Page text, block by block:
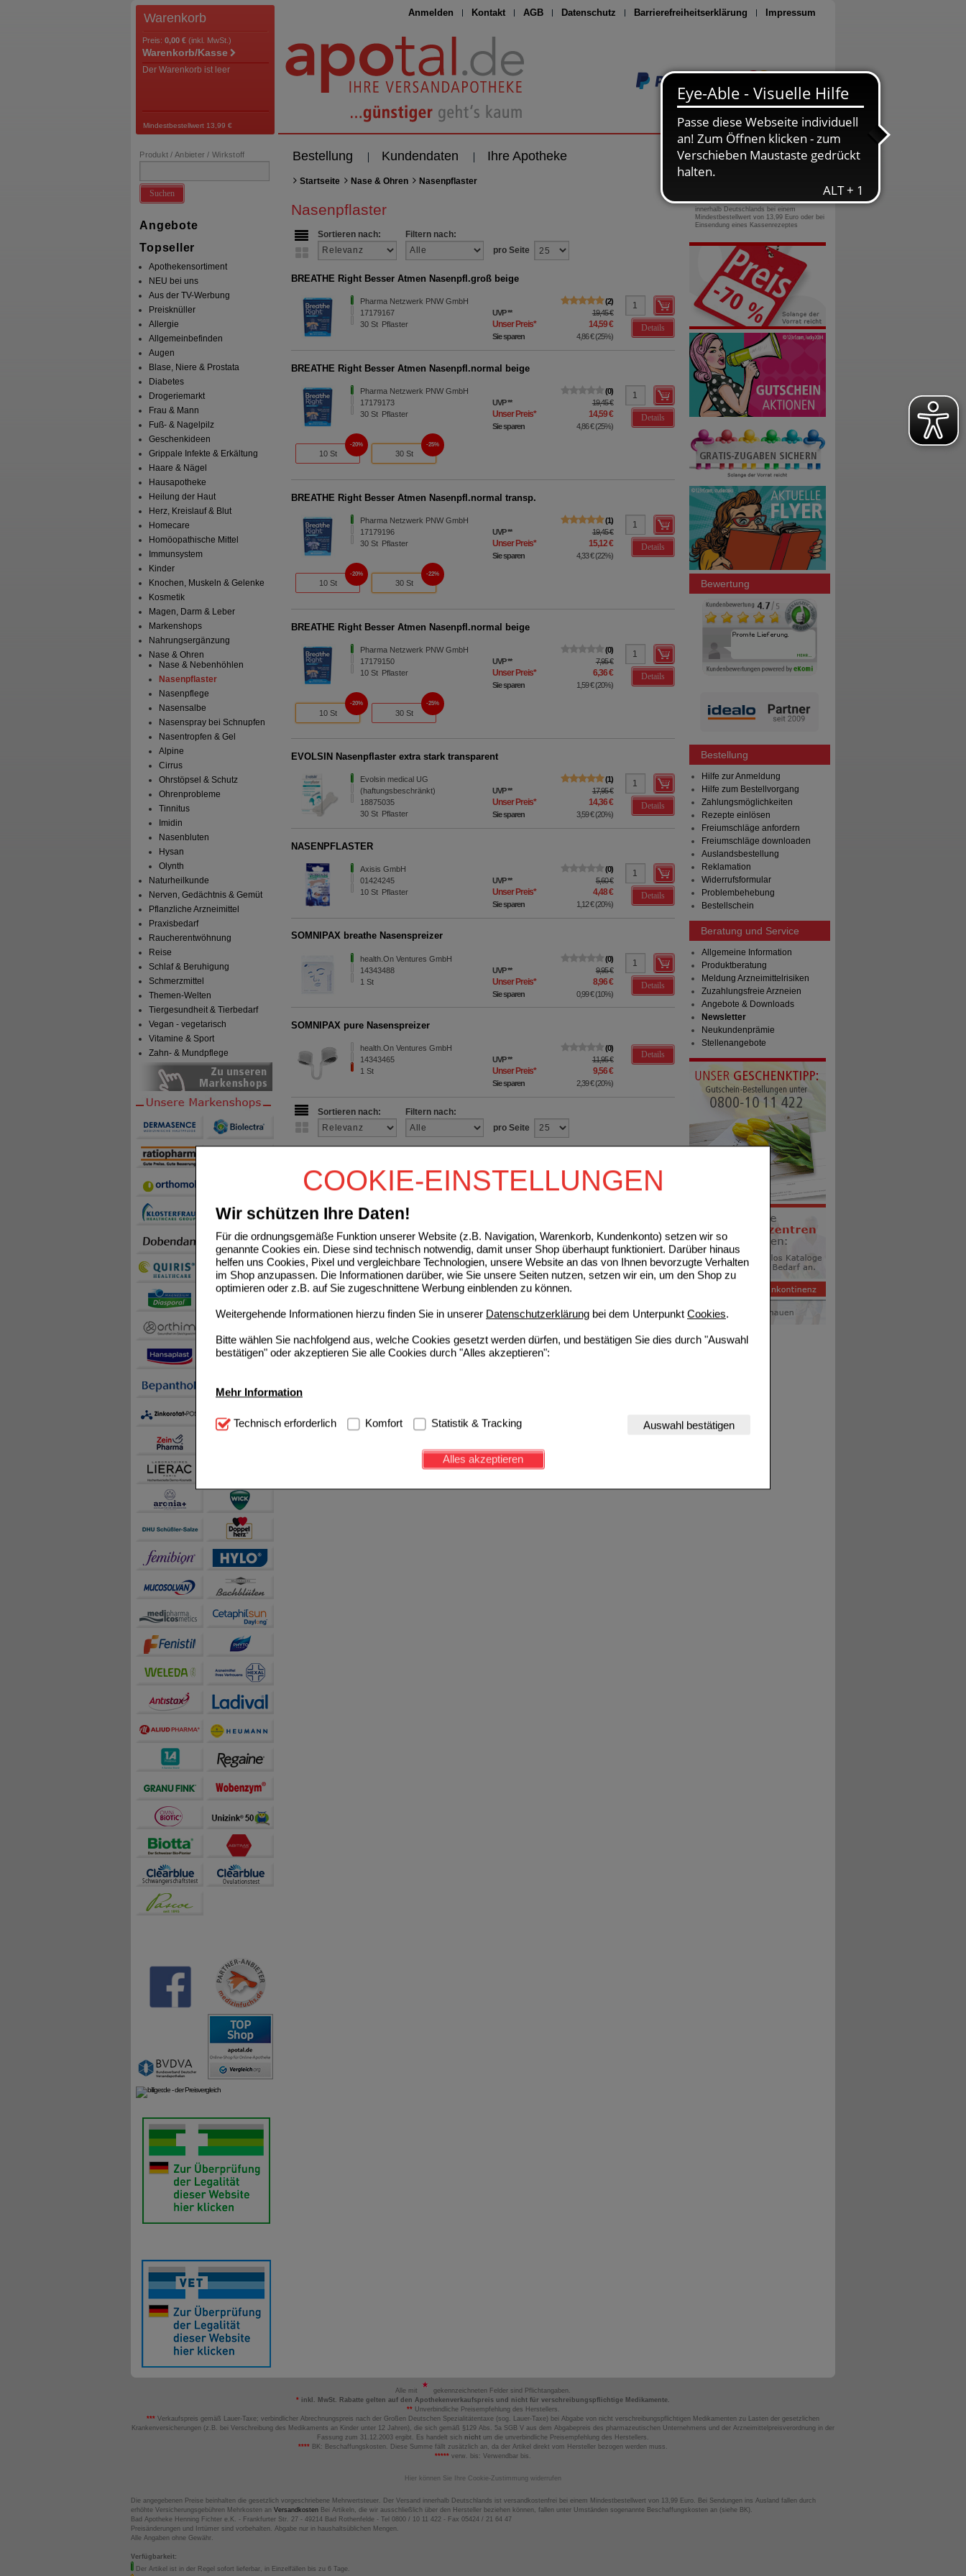
COOKIE-EINSTELLUNGEN
Wir schützen Ihre Daten!
Für die ordnungsgemäße Funktion unserer Website (z.B. Navigation, Warenkorb, Kundenkonto) setzen wir so
genannte Cookies ein. Diese sind technisch notwendig, damit unser Shop überhaupt funktioniert. Darüber hinaus
helfen uns Cookies, Pixel und vergleichbare Technologien, unsere Website an das von Ihnen bevorzugte Verhalten
im Shop anzupassen. Die Informationen darüber, wie Sie unsere Seiten nutzen, setzen wir ein, um den Shop zu
optimieren oder z.B. auf Sie zugeschnittene Werbung einblenden zu können.
Weitergehende Informationen hierzu finden Sie in unserer Datenschutzerklärung bei dem Unterpunkt Cookies.
Bitte wählen Sie nachfolgend aus, welche Cookies gesetzt werden dürfen, und bestätigen Sie dies durch "Auswahl
bestätigen" oder akzeptieren Sie alle Cookies durch "Alles akzeptieren":
Mehr Information
Technisch Notwendig: Hierbei handelt es sich um Cookies, die für die Grundfunktionen unserer Website
notwendig sind (z.B. Navigation, Warenkorb, Kundenkonto), weshalb auf diese nicht verzichtet werden kann.
Diese Cookies werden genutzt um das Einkaufserlebnis noch ansprechender zu gestalten,
beispielsweise für die Wiedererkennung des Besuchers oder unsere Seite an bevorzugte Verhaltensweisen (z.B.
Inhalte anzuzeigen und unser Partnerprogramm zu betreiben.
Statistik & Tracking:
sammeln, mit deren Hilfe wir unsere Website weiter für Sie optimieren können, den Inhalt auf unserer Website aber
auch die Werbung auf Drittseiten möglichst relevant für Sie zu gestalten. Bitte beachten Sie, dass Daten hierfür
teilweise an Dritte wie z.B. Google oder soziale Medien übertragen werden.
Technisch erforderlich Komfort Statistik & Tracking Auswahl bestätigen
Alles akzeptieren
Anmelden Kontakt AGB Datenschutz Barrierefreiheitserklärung Impressum
Seite drucken
Warenkorb
Preis: 0,00 € (inkl. MwSt.)
Warenkorb/Kasse
Der Warenkorb ist leer
Mindestbestellwert 13,99 €
Bestellung Kundendaten Ihre Apotheke
Produkt / Anbieter / Wirkstoff
Suchen
Angebote
Topseller
Apothekensortiment
NEU bei uns
Aus der TV-Werbung
Preisknüller
Allergie
Allgemeinbefinden
Augen
Blase, Niere & Prostata
Diabetes
Drogeriemarkt
Frau & Mann
Fuß- & Nagelpilz
Geschenkideen
Grippale Infekte & Erkältung
Haare & Nägel
Hausapotheke
Heilung der Haut
Herz, Kreislauf & Blut
Homecare
Homöopathische Mittel
Immunsystem
Kinder
Knochen, Muskeln & Gelenke
Kosmetik
Magen, Darm & Leber
Markenshops
Nahrungsergänzung
Nase & Ohren
Nase & Nebenhöhlen
Nasenpflaster
Nasenpflege
Nasensalbe
Nasenspray bei Schnupfen
Nasentropfen & Gel
Alpine
Cirrus
Ohrstöpsel & Schutz
Ohrenprobleme
Tinnitus
Imidin
Nasenbluten
Hysan
Olynth
Naturheilkunde
Nerven, Gedächtnis & Gemüt
Pflanzliche Arzneimittel
Praxisbedarf
Raucherentwöhnung
Reise
Schlaf & Beruhigung
Schmerzmittel
Themen-Welten
Tiergesundheit & Tierbedarf
Vegan - vegetarisch
Vitamine & Sport
Zahn- & Mundpflege
Startseite Nase & Ohren Nasenpflaster
Nasenpflaster
Sortieren nach:
Filtern nach:
pro Seite
BREATHE Right Besser Atmen Nasenpfl.groß beige
Pharma Netzwerk PNW GmbH
17179167
30St Pflaster
2
UVP** 19,45 €
Unser Preis* 14,59 €
Sie sparen 4,86 €(25%)
Details
BREATHE Right Besser Atmen Nasenpfl.normal beige
Pharma Netzwerk PNW GmbH
17179173
30St Pflaster
0
UVP** 19,45 €
Unser Preis* 14,59 €
Sie sparen 4,86 €(25%)
Details
10 St
20%
30 St
25%
BREATHE Right Besser Atmen Nasenpfl.normal transp.
Pharma Netzwerk PNW GmbH
17179196
30St Pflaster
1
UVP** 19,45 €
Unser Preis* 15,12 €
Sie sparen 4,33 €(22%)
Details
10 St
20%
30 St
22%
BREATHE Right Besser Atmen Nasenpfl.normal beige
Pharma Netzwerk PNW GmbH
17179150
10St Pflaster
0
UVP** 7,95 €
Unser Preis* 6,36 €
Sie sparen 1,59 €(20%)
Details
10 St
20%
30 St
25%
EVOLSIN Nasenpflaster extra stark transparent
Evolsin medical UG
(haftungsbeschränkt)
18875035
30St Pflaster
1
UVP** 17,95 €
Unser Preis* 14,36 €
Sie sparen 3,59 €(20%)
Details
NASENPFLASTER
Axisis GmbH
01424245
10St Pflaster
0
UVP** 5,60 €
Unser Preis* 4,48 €
Sie sparen 1,12 €(20%)
Details
SOMNIPAX breathe Nasenspreizer
health.On Ventures GmbH
14343488
1St
0
UVP** 9,95 €
Unser Preis* 8,96 €
Sie sparen 0,99 €(10%)
Details
SOMNIPAX pure Nasenspreizer
health.On Ventures GmbH
14343465
1St
0
UVP** 11,95 €
Unser Preis* 9,56 €
Sie sparen 2,39 €(20%)
Details
Sortieren nach:
Filtern nach:
pro Seite
0800-10 11 422
gebührenfreie Rufnummer
innerhalb Deutschlands bei einem
Mindestbestellwert von 13,99 Euro oder bei
Einsendung eines Kassenrezeptes
Bewertung
Bestellung
Hilfe zur Anmeldung
Hilfe zum Bestellvorgang
Zahlungsmöglichkeiten
Rezepte einlösen
Freiumschläge anfordern
Freiumschläge downloaden
Auslandsbestellung
Reklamation
Widerrufsformular
Problembehebung
Bestellschein
Beratung und Service
Allgemeine Information
Produktberatung
Meldung Arzneimittelrisiken
Zuzahlungsfreie Arzneien
Angebote & Downloads
Newsletter
Neukundenprämie
Stellenangebote
Alle mit
gekennzeichneten Felder sind Pflichtangaben.
* inkl. MwSt. Rabatte gelten auf den Apothekenverkaufspreis und nicht für verschreibungspflichtige Medikamente.
**Unverbindliche Preisempfehlung des Herstellers.
*** Verkaufspreis gemäß Lauer-Taxe; verbindlicher Abrechnungspreis nach der Großen Deutschen Spezialitätentaxe (sog. Lauer-Taxe) bei Abgabe von nicht verschreibungspflichtigen Medikamenten zu Lasten der gesetzlichen
Krankenversicherungen (z.B. bei Verschreibung des Medikaments an Kinder unter 12 Jahren), die sich gemäß §129 Abs. 5a SGB V aus dem Abgabepreis des pharmazeutischen Unternehmens und der Arzneimittelpreisverordnung in der
Fassung zum 31.12.2003 ergibt. Es handelt sich nicht um die unverbindliche Preisempfehlung des Herstellers.
**** BK: Beschaffungskosten. Diese Summe fällt zusätzlich an, da der Artikel direkt vom Hersteller bezogen werden muss.
***** verw. bis: Verwendbar bis.
Hier können Sie Ihre Cookie-Zustimmung widerrufen
Die angegebenen Preise beinhalten die gesetzlich vorgeschriebene Mehrwertsteuer. Der Versand innerhalb Deutschlands ist versandkostenfrei bei einem Mindestbestellwert von 13,99 Euro. Bei Sendungen ins Ausland fallen durch
erhöhte Versicherungsgebühren Mehrkosten an Versandkosten Bei Artikeln, die wir ausschließlich über den Hersteller beziehen können, fallen unter Umständen sogenannte Beschaffungskosten an (siehe BK).
Bad Apotheke Henning Fichter e.K. - Frankfurter Str. 27 - 49214 Bad Rothenfelde - Tel 0800 / 10 11 422 - Fax 05424 / 21 64 47
Preisänderungen und Irrtümer sind vorbehalten. Abgabe nur in haushaltsüblichen Mengen.
Alle Angaben ohne Gewähr.
Verfügbarkeit:
Der Artikel ist in der Regel sofort lieferbar, in Einzelfällen bis zu 6 Tage.